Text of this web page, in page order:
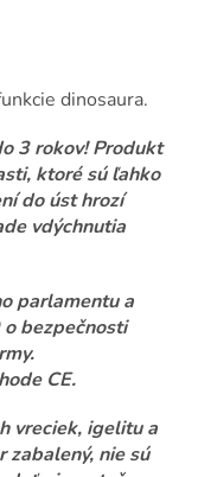
dinosaura.
3 rokov! Produkt
ktoré sú ľahko
do úst hrozí
vdýchnutia
parlamentu a
bezpečnosti
CE.
vreciek, igelitu a
zabalený, nie sú